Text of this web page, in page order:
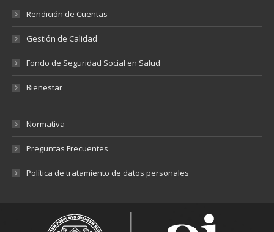
Rendición de Cuentas
Gestión de Calidad
Fondo de Seguridad Social en Salud
Bienestar
Normativa
Preguntas Frecuentes
Política de tratamiento de datos personales